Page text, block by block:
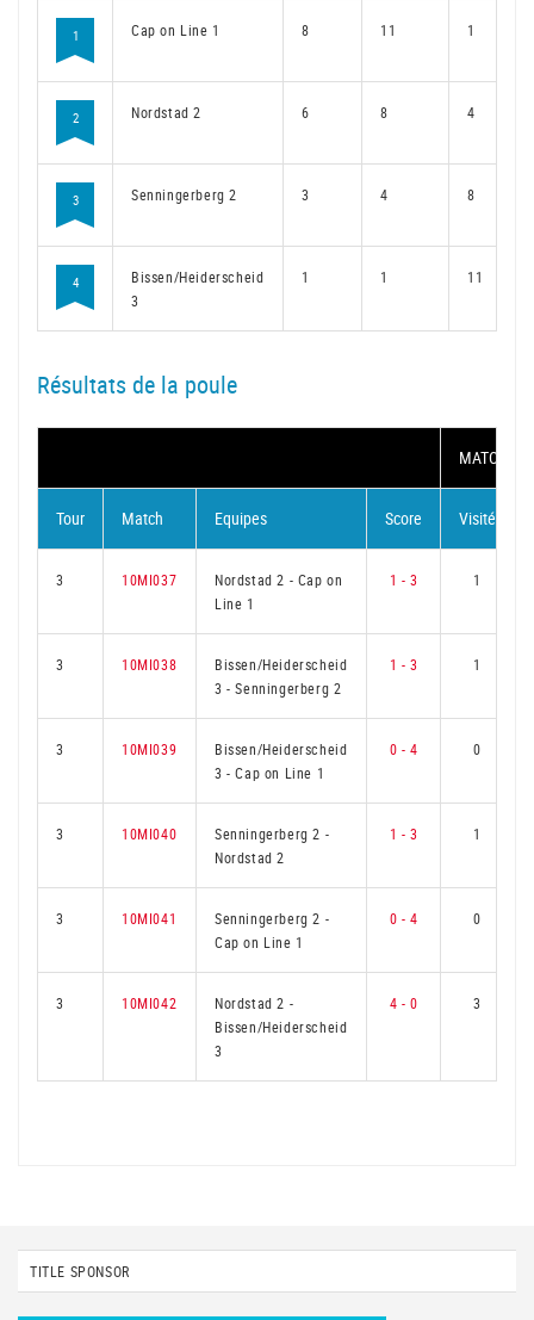
1 Cap on Line 1 8 11 1
2 Nordstad 2 6 8 4
3 Senningerberg 2 3 4 8
4
Bissen/Heiderscheid
3
1 1 11
Résultats de la poule
MATCH
Tour Match Equipes Score Visité
3 10MI037 Nordstad 2 - Cap on
Line 1
1 - 3 1
3 10MI038
Bissen/Heiderscheid
3-Senningerberg 2
1 - 3 1
3 10MI039
Bissen/Heiderscheid
3-Cap on Line 1
0 - 4 0
3 10MI040 Senningerberg 2 -
Nordstad 2
1 - 3 1
3 10MI041 Senningerberg 2 -
Cap on Line 1
0 - 4 0
3 10MI042 Nordstad 2 -
Bissen/Heiderscheid
3
4 - 0 3
TITLE SPONSOR